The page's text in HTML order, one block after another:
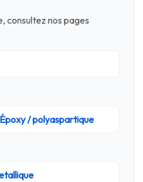
consultez nos pages
/ polyaspartique